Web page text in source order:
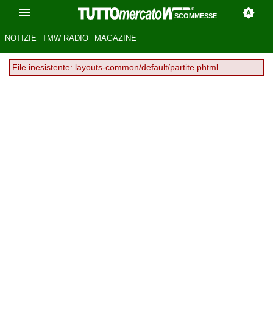
SCOMMESSE
NOTIZIE TMW RADIO MAGAZINE
File inesistente: layouts-common/default/partite.phtml